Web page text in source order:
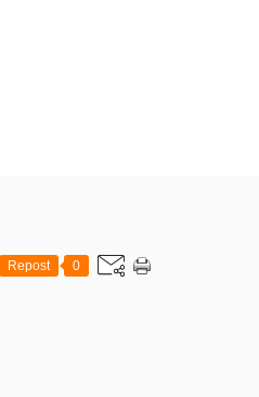
Repost 0